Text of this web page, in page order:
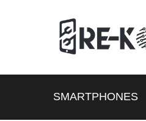
SMARTPHONES